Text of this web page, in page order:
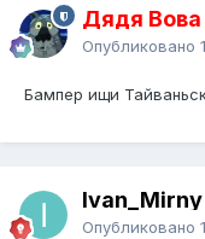
Дядя Вова
Опубликовано
Бампер ищи
Ivan_Mirny
Опубликовано